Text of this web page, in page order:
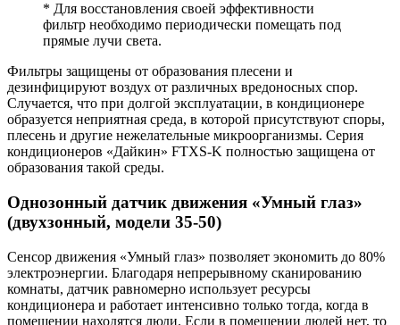
* Для восстановления своей эффективности
фильтр необходимо периодически помещать под
прямые лучи света.
Фильтры защищены от образования плесени и
дезинфицируют воздух от различных вредоносных спор.
Случается, что при долгой эксплуатации, в кондиционере
образуется неприятная среда, в которой присутствуют споры,
плесень и другие нежелательные микроорганизмы. Серия
кондиционеров «Дайкин» FTXS-K полностью защищена от
образования такой среды.
Однозонный датчик движения «Умный глаз»
(двухзонный, модели 35-50)
Сенсор движения «Умный глаз» позволяет экономить до 80%
электроэнергии. Благодаря непрерывному сканированию
комнаты, датчик равномерно использует ресурсы
кондиционера и работает интенсивно только тогда, когда в
помещении находятся люди. Если в помещении людей нет, то